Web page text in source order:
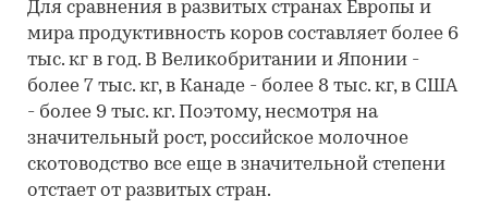
Для сравнения в развитых странах Европы и
мира продуктивность коров составляет более 6
тыс. кг в год. В Великобритании и Японии -
более 7 тыс. кг, в Канаде - более 8 тыс. кг, в США
- более 9 тыс. кг. Поэтому, несмотря на
значительный рост, российское молочное
скотоводство все еще в значительной степени
отстает от развитых стран.